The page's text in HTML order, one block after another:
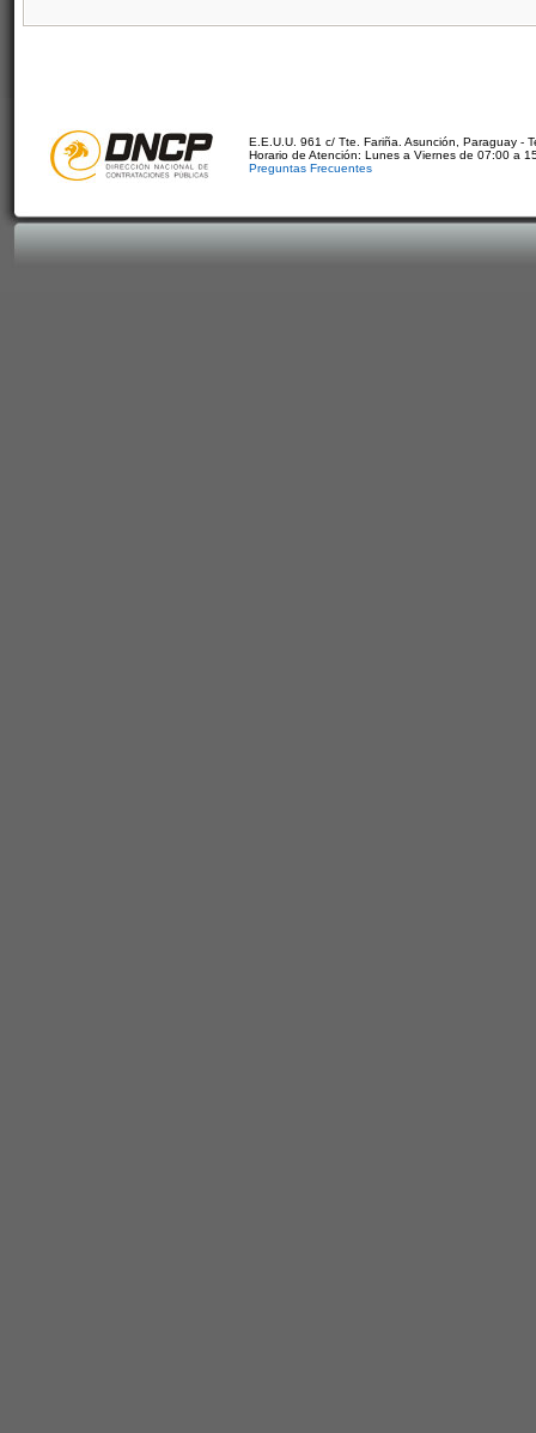
E.E.U.U. 961 c/ Tte. Fariña. Asunción, Paraguay -
Horario de Atención: Lunes a Viernes de 07:00 a
Preguntas Frecuentes